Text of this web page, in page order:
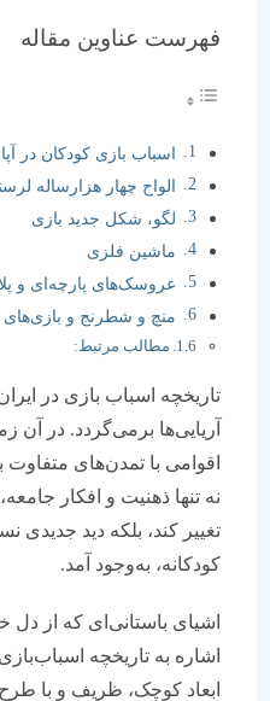
فهرست عناوین مقاله
اسباب بازی کودکان در
الواح چهار هزارساله لرستان
لگو، شکل جدید بازی
ماشین فلزی
عروسک‌های پارچه‌ای و
منچ و شطرنج و بازی‌های فکری
مطالب مرتبط:
تاریخچه اسباب بازی در ایران،
آریایی‌ها برمی‌گردد. در آن زمان
اقوامی با تمدن‌های متفاوت بوده
نه تنها ذهنیت و افکار جامعه،
تغییر کند، بلکه دید جدیدی نسبت
کودکانه، به‌وجود آمد.
اشیای باستانی‌ای که از دل خاک
اشاره به تاریخچه اسباب‌بازی در
ابعاد کوچک، ظریف و با طرح و